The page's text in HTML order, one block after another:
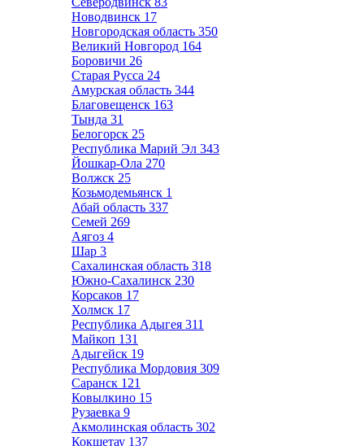
Новодвинск 17
Новгородская область 350
Великий Новгород 164
Боровичи 26
Старая Русса 24
Амурская область 344
Благовещенск 163
Тында 31
Белогорск 25
Республика Марий Эл 343
Йошкар-Ола 270
Волжск 25
Козьмодемьянск 1
Абай область 337
Семей 269
Аягоз 4
Шар 3
Сахалинская область 318
Южно-Сахалинск 230
Корсаков 17
Холмск 17
Республика Адыгея 311
Майкоп 131
Адыгейск 19
Республика Мордовия 309
Саранск 121
Ковылкино 15
Рузаевка 9
Акмолинская область 302
Кокшетау 137